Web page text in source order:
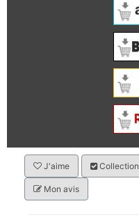
J'aime Collection
Mon avis